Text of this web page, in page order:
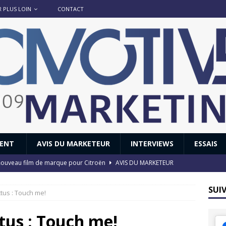
PLUS LOIN CONTACT
AVIS DU MARKETEUR INTERVIEWS ESSAIS
film de marque pour Citroën
AVIS DU MARKETEUR
GTi : naissance d’une légende
: Honda dévoile un spot publicitaire… confiné!
: Touch me!
: Touch me!